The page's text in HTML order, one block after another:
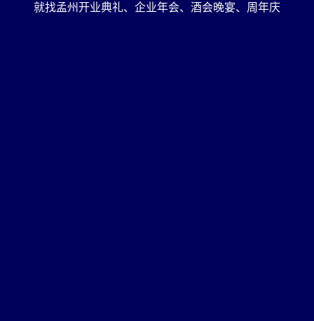
就找孟州开业典礼、企业年会、酒会晚宴、周年庆